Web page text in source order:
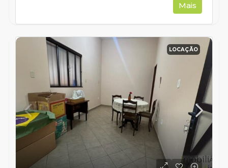
Mais
LOCAÇÃO